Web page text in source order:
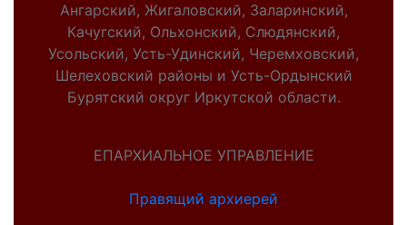
Ангарский, Жигаловский, Заларинский,
Качугский, Ольхонский, Слюдянский,
Усольский, Усть-Удинский, Черемховский,
Шелеховский районы и Усть-Ордынский
Бурятский округ Иркутской области.
ЕПАРХИАЛЬНОЕ УПРАВЛЕНИЕ
Правящий архиерей